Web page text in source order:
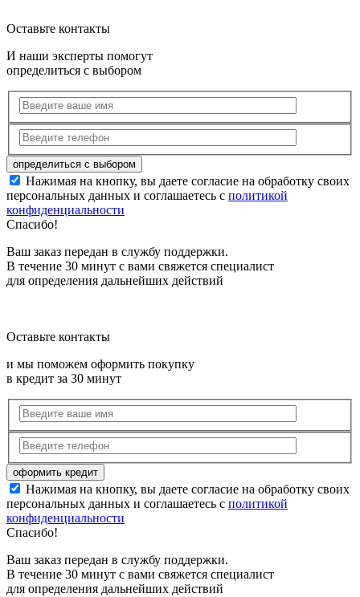
Оставьте контакты
И наши эксперты помогут
определиться с выбором
Нажимая на кнопку, вы даете согласие на обработку своих
персональных данных и соглашаетесь с политикой
конфиденциальности
Спасибо!
Ваш заказ передан в службу поддержки.
В течение 30 минут с вами свяжется специалист
для определения дальнейших действий
Оставьте контакты
и мы поможем оформить покупку
в кредит за 30 минут
Нажимая на кнопку, вы даете согласие на обработку своих
персональных данных и соглашаетесь с политикой
конфиденциальности
Спасибо!
Ваш заказ передан в службу поддержки.
В течение 30 минут с вами свяжется специалист
для определения дальнейших действий